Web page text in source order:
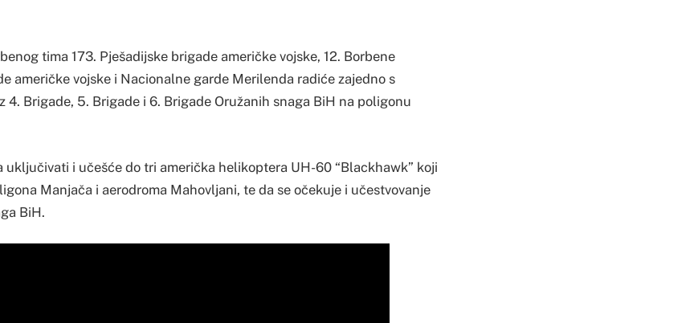
tima 173. Pješadijske brigade američke vojske, 12. Borbene
američke vojske i Nacionalne garde Merilenda radiće zajedno s
4. Brigade, 5. Brigade i 6. Brigade Oružanih snaga BiH na poligonu
uključivati i učešće do tri američka helikoptera UH-60 “Blackhawk” koji
Manjača i aerodroma Mahovljani, te da se očekuje i učestvovanje
BiH.